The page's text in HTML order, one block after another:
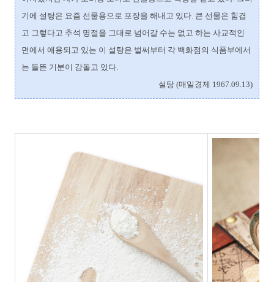
기에 설탕은 요즘 선물용으로 포장을 해내고 있다. 큰 선물은 힘겹
고 그렇다고 추석 명절을 그대로 넘어갈 수는 없고 하는 사교적인
면에서 애용되고 있는 이 설탕은 벌써부터 각 백화점의 식품부에서
는 들뜬 기분이 감돌고 있다.
설탕 (매일경제 1967.09.13)